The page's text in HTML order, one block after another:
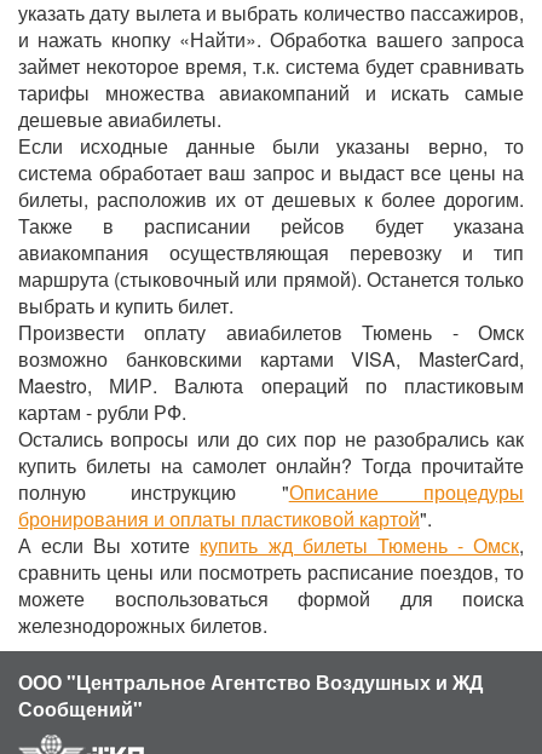
указать дату вылета и выбрать количество пассажиров,
и нажать кнопку «Найти». Обработка вашего запроса
займет некоторое время, т.к. система будет сравнивать
тарифы множества авиакомпаний и искать самые
дешевые авиабилеты.
Если исходные данные были указаны верно, то
система обработает ваш запрос и выдаст все цены на
билеты, расположив их от дешевых к более дорогим.
Также в расписании рейсов будет указана
авиакомпания осуществляющая перевозку и тип
маршрута (стыковочный или прямой). Останется только
выбрать и купить билет.
Произвести оплату авиабилетов Тюмень - Омск
возможно банковскими картами VISA, MasterCard,
Maestro, МИР. Валюта операций по пластиковым
картам - рубли РФ.
Остались вопросы или до сих пор не разобрались как
купить билеты на самолет онлайн? Тогда прочитайте
полную инструкцию "Описание процедуры
бронирования и оплаты пластиковой картой".
А если Вы хотите купить жд билеты Тюмень - Омск,
сравнить цены или посмотреть расписание поездов, то
можете воспользоваться формой для поиска
железнодорожных билетов.
ООО "Центральное Агентство Воздушных и ЖД
Сообщений"